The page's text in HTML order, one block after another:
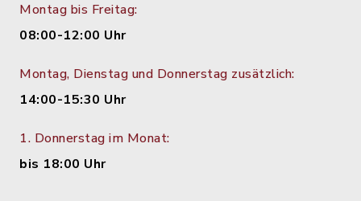
Montag bis Freitag:
08:00-12:00 Uhr
Montag, Dienstag und Donnerstag zusätzlich:
14:00-15:30 Uhr
1. Donnerstag im Monat:
bis 18:00 Uhr